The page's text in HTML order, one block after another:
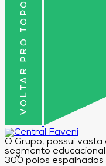
VOLTAR PRO TOPO
O Grupo, possui
segmento
300 polos espalhados